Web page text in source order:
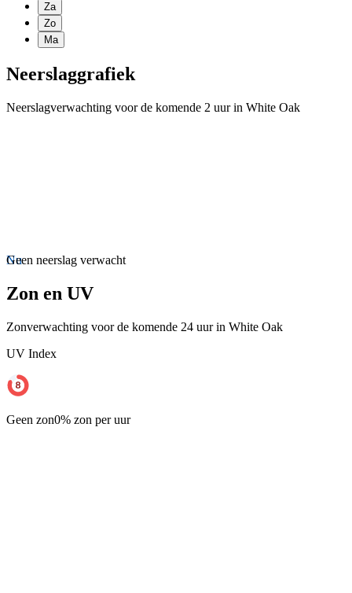
Za
Zo
Ma
Neerslaggrafiek
Neerslagverwachting voor de komende 2 uur in White Oak
Nu
Geen neerslag verwacht
Zon en UV
Zonverwachting voor de komende 24 uur in White Oak
UV Index
Geen zon0% zon per uur